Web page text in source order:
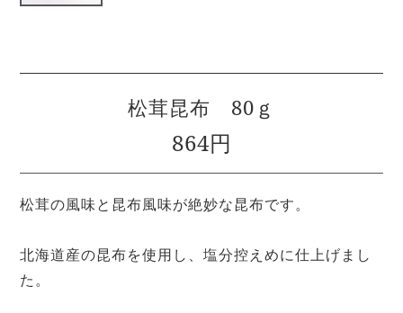
松茸昆布 80ｇ
864円
松茸の風味と昆布風味が絶妙な昆布です。
北海道産の昆布を使用し、塩分控えめに仕上げまし
た。